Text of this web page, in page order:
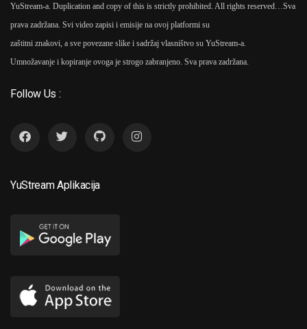
YuStream-a. Duplication and copy of this is strictly prohibited. All rights reserved… Sva
prava zadržana. Svi video zapisi i emisije na ovoj platformi su
zaštitni znakovi, a sve povezane slike i sadržaj vlasništvo su YuStream-a.
Umnožavanje i kopiranje ovoga je strogo zabranjeno. Sva prava zadržana.
Follow Us :
YuStream Aplikacija